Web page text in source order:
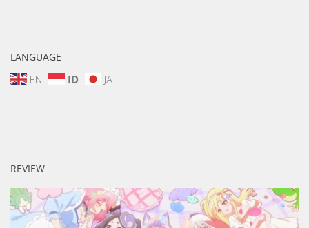
LANGUAGE
EN ID JA
REVIEW